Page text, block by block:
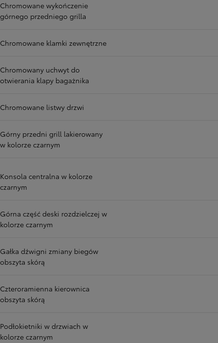
Chromowane wykończenie
górnego przedniego grilla
Chromowane klamki zewnętrzne
Chromowany uchwyt do
otwierania klapy bagażnika
Chromowane listwy drzwi
Górny przedni grill lakierowany
w kolorze czarnym
Konsola centralna w kolorze
czarnym
Górna część deski rozdzielczej w
kolorze czarnym
Gałka dźwigni zmiany biegów
obszyta skórą
Czteroramienna kierownica
obszyta skórą
Podłokietniki w drzwiach w
kolorze czarnym